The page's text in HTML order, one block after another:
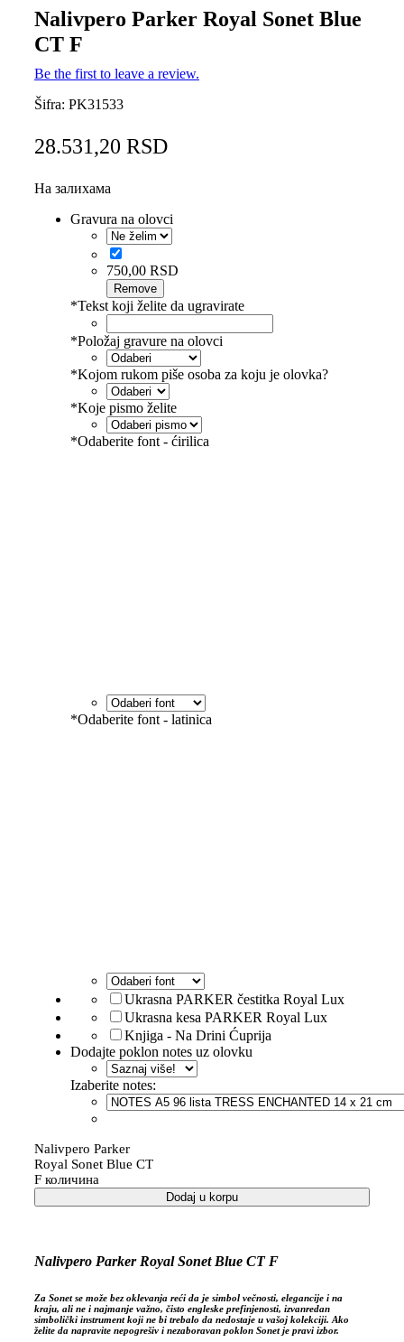
Nalivpero Parker Royal Sonet Blue
CT F
Be the first to leave a review.
Šifra: PK31533
28.531,20 RSD
На залихама
Gravura na olovci
750,00 RSD
Remove
*Tekst koji želite da ugravirate
*Položaj gravure na olovci
*Kojom rukom piše osoba za koju je olovka?
*Koje pismo želite
*Odaberite font - ćirilica
*Odaberite font - latinica
Ukrasna PARKER čestitka Royal Lux
Ukrasna kesa PARKER Royal Lux
Knjiga - Na Drini Ćuprija
Dodajte poklon notes uz olovku
Izaberite notes:
Nalivpero Parker
Royal Sonet Blue CT
F количина
Dodaj u korpu
Nalivpero Parker Royal Sonet Blue CT F
Za Sonet se može bez oklevanja reći da je simbol večnosti, elegancije i na
kraju, ali ne i najmanje važno, čisto engleske prefinjenosti, izvanredan
simbolički instrument koji ne bi trebalo da nedostaje u vašoj kolekciji. Ako
želite da napravite nepogrešiv i nezaboravan poklon Sonet je pravi izbor.